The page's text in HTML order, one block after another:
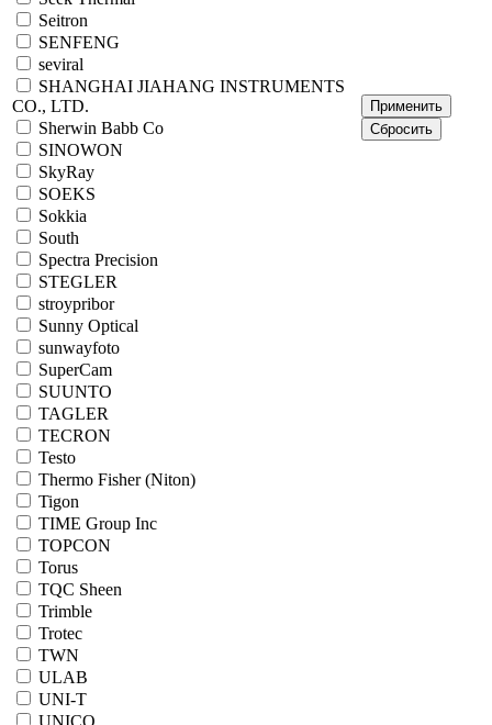
Seitron
SENFENG
seviral
SHANGHAI JIAHANG INSTRUMENTS
CO., LTD.
Sherwin Babb Co
SINOWON
SkyRay
SOEKS
Sokkia
South
Spectra Precision
STEGLER
stroypribor
Sunny Optical
sunwayfoto
SuperCam
SUUNTO
TAGLER
TECRON
Testo
Thermo Fisher (Niton)
Tigon
TIME Group Inc
TOPCON
Torus
TQC Sheen
Trimble
Trotec
TWN
ULAB
UNI-T
UNICO